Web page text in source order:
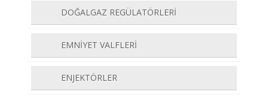
DOĞALGAZ REGÜLATÖRLERİ
EMNİYET VALFLERİ
ENJEKTÖRLER